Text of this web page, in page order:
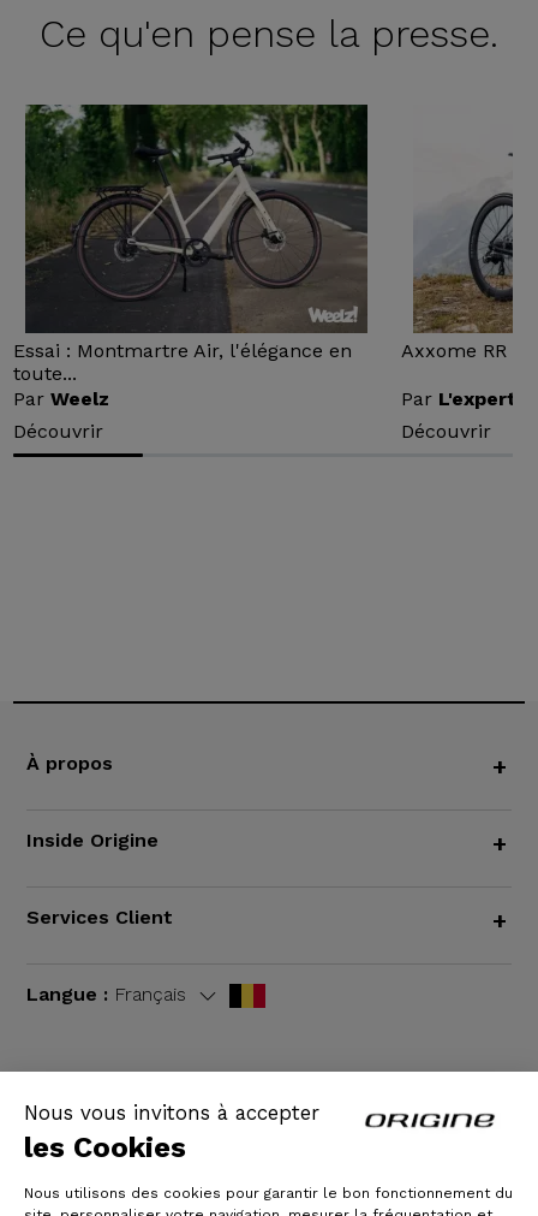
Nous vous invitons à accepter
les Cookies
Nous utilisons des cookies pour garantir le bon fonctionnement du
Ce qu'en pense la presse.
Essai : Montmartre Air, l'élégance en
toute...
ParWeelz
Découvrir
Axxome RR :
Par L'expert
Découvrir
À propos +
Inside Origine +
Services Client +
Langue : Français
CGV | Mentions légales